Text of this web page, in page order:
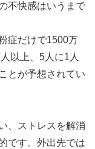
不快感はいうまで
症だけで1500万
以上、5人に1人
とが予想されてい
、ストレスを解消
です。外出先では